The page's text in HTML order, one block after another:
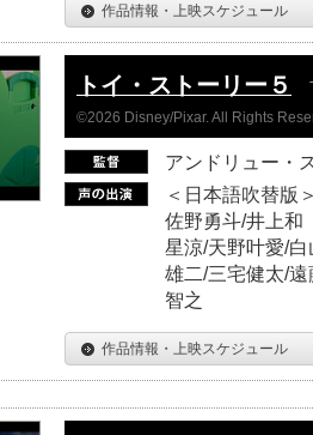
作品情報・上映スケジュール
トイ・ストーリー５
©2026 Disney/Pixar. All Rights
アンドリュー・
＜日本語吹替版
佐野勇斗/井上和
星涼/天野叶愛/
雄二/三宅健太/
智之
作品情報・上映スケジュール